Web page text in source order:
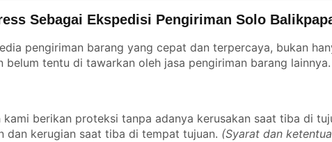
Sebagai Ekspedisi Pengiriman Solo
pengiriman barang yang cepat dan terpercaya, bukan
tentu di tawarkan oleh jasa pengiriman barang
berikan proteksi tanpa adanya kerusakan saat tiba di
dan kerugian saat tiba di tempat tujuan. (Syarat dan